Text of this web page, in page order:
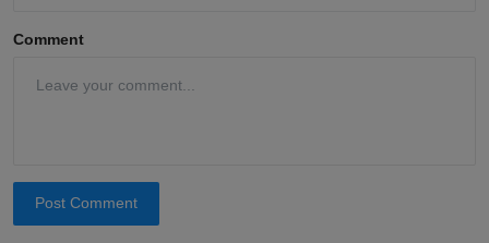
Comment
Post Comment